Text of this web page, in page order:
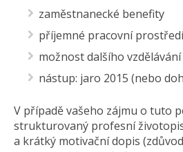
zaměstnanecké benefity
příjemné pracovní prostředí
možnost dalšího
nástup: jaro 2015 (nebo
V případě vašeho zájmu o tuto
strukturovaný profesní
a krátký motivační dopis